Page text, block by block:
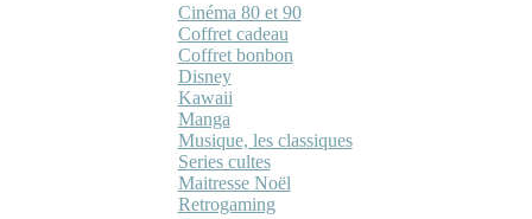
Cinéma 80 et 90
Coffret cadeau
Coffret bonbon
Disney
Kawaii
Manga
Musique, les classiques
Series cultes
Maitresse Noël
Retrogaming